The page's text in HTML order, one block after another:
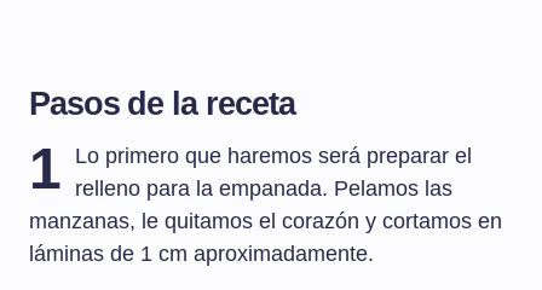
Pasos de la receta
1
Lo primero que haremos será preparar el
relleno para la empanada. Pelamos las
manzanas, le quitamos el corazón y cortamos en
láminas de 1 cm aproximadamente.